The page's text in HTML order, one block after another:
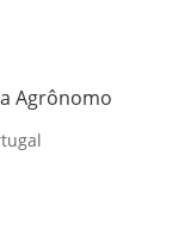
Agrônomo